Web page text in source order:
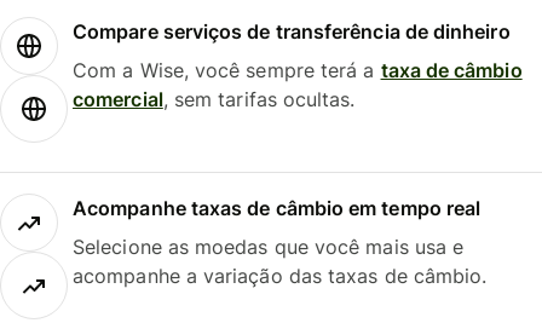
Compare serviços de transferência de dinheiro
Com a Wise, você sempre terá a taxa de câmbio
comercial, sem tarifas ocultas.
Acompanhe taxas de câmbio em tempo real
Selecione as moedas que você mais usa e
acompanhe a variação das taxas de câmbio.